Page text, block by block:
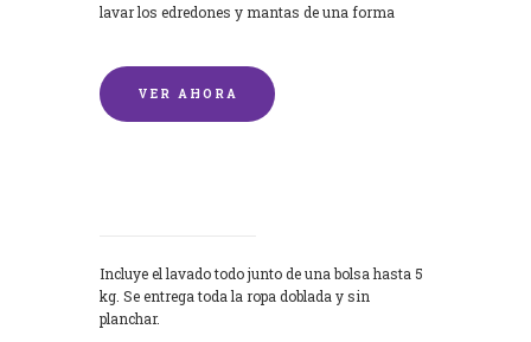
lavar los edredones y mantas de una forma
VER AHORA
Incluye el lavado todo junto de una bolsa hasta 5
kg. Se entrega toda la ropa doblada y sin
planchar.